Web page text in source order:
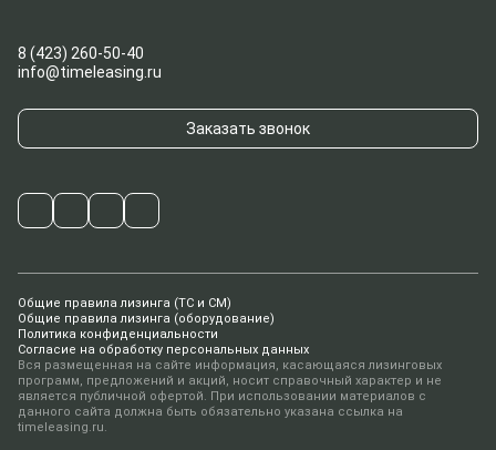
8 (423) 260-50-40
info@timeleasing.ru
Заказать звонок
Общие правила лизинга (ТС и СМ)
Общие правила лизинга (оборудование)
Политика конфиденциальности
Согласие на обработку персональных данных
Вся размещенная на сайте информация, касающаяся лизинговых
программ, предложений и акций, носит справочный характер и не
является публичной офертой. При использовании материалов с
данного сайта должна быть обязательно указана ссылка на
timeleasing.ru.